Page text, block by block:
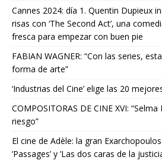
Cannes 2024: día 1. Quentin Dupieux
risas con ‘The Second Act’, una
fresca para empezar con buen pie
FABIAN WAGNER: “Con las series,
forma de arte”
‘Industrias del Cine’ elige las 20
COMPOSITORAS DE CINE XVI:
riesgo”
El cine de Adèle: la gran
’Passages’ y ’Las dos caras de la